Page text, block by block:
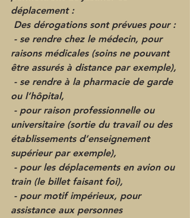
déplacement :
Des dérogations sont prévues pour :
raisons médicales (soins ne pouvant
être assurés à distance par exemple),
ou l’hôpital,
universitaire (sortie du travail ou des
établissements d’enseignement
supérieur par exemple),
train (le billet faisant foi),
assistance aux personnes